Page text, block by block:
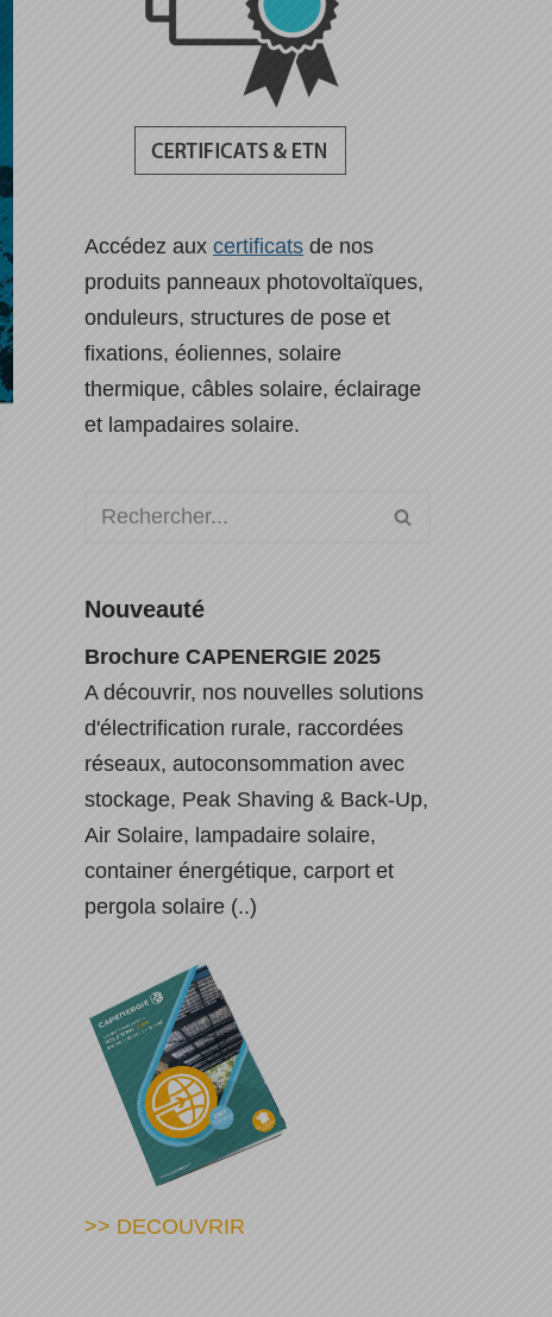
Accédez aux certificats de nos
produits panneaux photovoltaïques,
onduleurs, structures de pose et
fixations, éoliennes, solaire
thermique, câbles solaire, éclairage
et lampadaires solaire.
Nouveauté
Brochure CAPENERGIE 2025
A découvrir, nos nouvelles solutions
d'électrification rurale, raccordées
réseaux, autoconsommation avec
stockage, Peak Shaving & Back-Up,
Air Solaire, lampadaire solaire,
container énergétique, carport et
pergola solaire (..)
>> DECOUVRIR